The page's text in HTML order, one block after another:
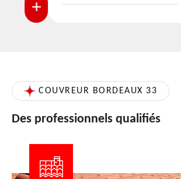
VOIR PLUS
COUVREUR BORDEAUX 33
Des professionnels qualifiés